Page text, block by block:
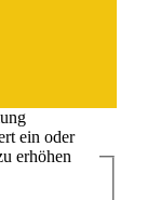
ein oder
erhöhen